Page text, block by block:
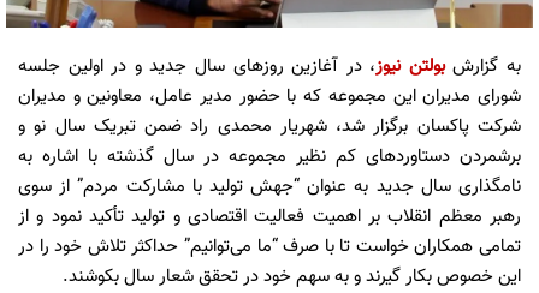
به گزارش بولتن نیوز، در آغازین روزهای سال جدید و در اولین جلسه
شورای مدیران این مجموعه که با حضور مدیر عامل، معاونین و مدیران
شرکت پاکسان برگزار شد، شهریار محمدی راد ضمن تبریک سال نو و
برشمردن دستاوردهای کم نظیر مجموعه در سال گذشته با اشاره به
نامگذاری سال جدید به عنوان “جهش تولید با مشارکت مردم” از سوی
رهبر معظم انقلاب بر اهمیت فعالیت اقتصادی و تولید تأکید نمود و از
تمامی همکاران خواست تا با صرف “ما می‌توانیم” حداکثر تلاش خود را در
این خصوص بکار گیرند و به سهم خود در تحقق شعار سال بکوشند.